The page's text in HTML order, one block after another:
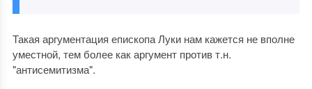
Такая аргументация епископа Луки нам кажется не вполне
уместной, тем более как аргумент против т.н.
"антисемитизма".